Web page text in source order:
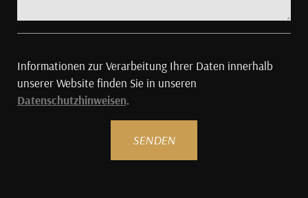
Informationen zur Verarbeitung Ihrer Daten innerhalb
unserer Website finden Sie in unseren
Datenschutzhinweisen.
SENDEN